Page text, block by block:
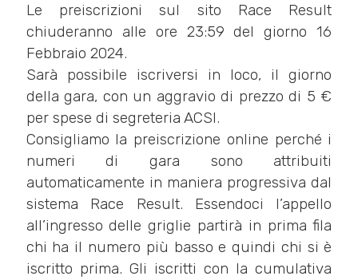
Le preiscrizioni sul sito Race Result
chiuderanno alle ore 23:59 del giorno 16
Febbraio 2024.
Sarà possibile iscriversi in loco, il giorno
della gara, con un aggravio di prezzo di 5 €
per spese di segreteria ACSI.
Consigliamo la preiscrizione online perché i
numeri di gara sono attribuiti
automaticamente in maniera progressiva dal
sistema Race Result. Essendoci l’appello
all’ingresso delle griglie partirà in prima fila
chi ha il numero più basso e quindi chi si è
iscritto prima. Gli iscritti con la cumulativa